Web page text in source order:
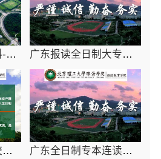
珠海全日制大专本科-北京理工大学珠海学院继教院 广东报读全日制大专院校招生要求-北京理工大学珠海学院继教院
广东低分录取的学校哪个好-北京理工大学珠海学院继续教育学院 广东全日制专本连读院校-北京理工大学珠海学院继续教育学院